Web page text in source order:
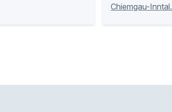
Chiemgau-Inntal.